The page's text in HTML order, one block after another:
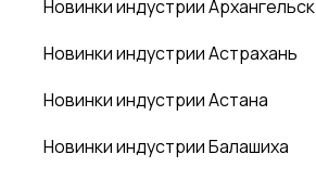
Новинки индустрии Архангельск
Новинки индустрии Астрахань
Новинки индустрии Астана
Новинки индустрии Балашиха